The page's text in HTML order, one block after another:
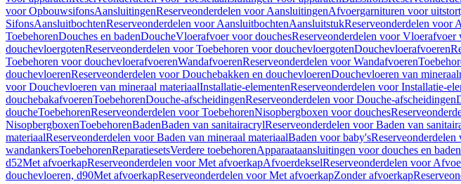
voor OpbouwsifonsAansluitingenReserveonderdelen voor AansluitingenAfvoergarnituren voor
SifonsAansluitbochtenReserveonderdelen voor AansluitbochtenAansluitstukReserveonderdelen voor
ToebehorenDouches en badenDoucheVloerafvoer voor douchesReserveonderdelen voor Vloerafvoer
douchevloergotenReserveonderdelen voor Toebehoren voor douchevloergotenDouchevloerafvoeren
Toebehoren voor douchevloerafvoerenWandafvoerenReserveonderdelen voor Wandafvoeren
douchevloerenReserveonderdelen voor Douchebakken en douchevloerenDouchevloeren van
voor Douchevloeren van mineraal materiaalInstallatie-elementenReserveonderdelen voor Installatie-
douchebakafvoerenToebehorenDouche-afscheidingenReserveonderdelen voor Douche-afscheidingen
doucheToebehorenReserveonderdelen voor ToebehorenNisopbergboxen voor douches
NisopbergboxenToebehorenBadenBaden van sanitairacrylReserveonderdelen voor Baden van
materiaalReserveonderdelen voor Baden van mineraal materiaalBaden voor baby's
wandankersToebehorenReparatiesetsVerdere toebehorenApparaataansluitingen voor douches en baden
d52Met afvoerkapReserveonderdelen voor Met afvoerkapAfvoerdekselReserveonderdelen voor
douchevloeren, d90Met afvoerkapReserveonderdelen voor Met afvoerkapZonder afvoerkap